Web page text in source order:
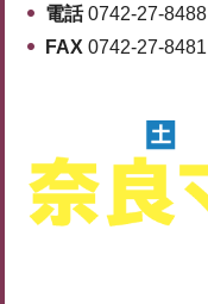
電話0742-27-8488
FAX 0742-27-8481